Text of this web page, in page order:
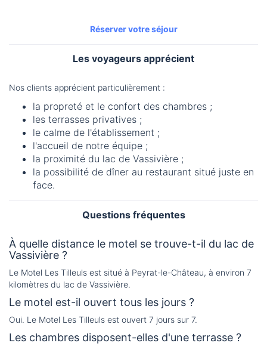
Réserver votre séjour
Les voyageurs apprécient
Nos clients apprécient particulièrement :
la propreté et le confort des chambres ;
les terrasses privatives ;
le calme de l'établissement ;
l'accueil de notre équipe ;
la proximité du lac de Vassivière ;
la possibilité de dîner au restaurant situé juste en
face.
Questions fréquentes
À quelle distance le motel se trouve-t-il du lac de
Vassivière ?
Le Motel Les Tilleuls est situé à Peyrat-le-Château, à environ 7
kilomètres du lac de Vassivière.
Le motel est-il ouvert tous les jours ?
Oui. Le Motel Les Tilleuls est ouvert 7 jours sur 7.
Les chambres disposent-elles d'une terrasse ?